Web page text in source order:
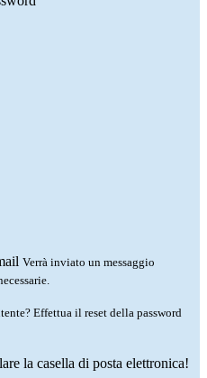
Verrà inviato un messaggio
Effettua il reset della password
la casella di posta elettronica!